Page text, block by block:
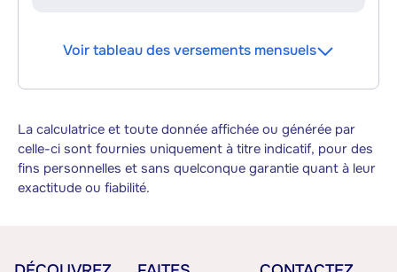
Voir tableau des versements mensuels
La calculatrice et toute donnée affichée ou générée par
celle-ci sont fournies uniquement à titre indicatif, pour des
fins personnelles et sans quelconque garantie quant à leur
exactitude ou fiabilité.